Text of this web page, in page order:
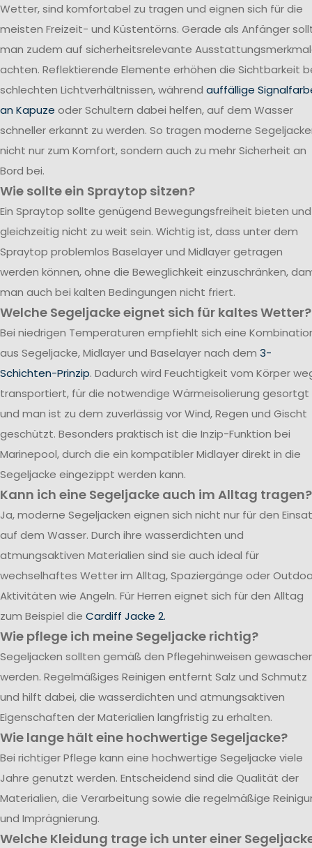
Wetter, sind komfortabel zu tragen und eignen sich für die
meisten Freizeit- und Küstentörns. Gerade als Anfänger
man zudem auf sicherheitsrelevante
achten. Reflektierende Elemente erhöhen die Sichtbarkeit
schlechten Lichtverhältnissen, während auffällige
an Kapuze oder Schultern dabei helfen, auf dem Wasser
schneller erkannt zu werden. So tragen moderne
nicht nur zum Komfort, sondern auch zu mehr Sicherheit an
Bord bei.
Wie sollte ein Spraytop sitzen?
Ein Spraytop sollte genügend Bewegungsfreiheit bieten und
gleichzeitig nicht zu weit sein. Wichtig ist, dass unter dem
Spraytop problemlos Baselayer und Midlayer getragen
werden können, ohne die Beweglichkeit einzuschränken,
man auch bei kalten Bedingungen nicht friert.
Welche Segeljacke eignet sich für kaltes Wetter?
Bei niedrigen Temperaturen empfiehlt sich eine
aus Segeljacke, Midlayer und Baselayer nach dem 3-
Schichten-Prinzip. Dadurch wird Feuchtigkeit vom Körper
transportiert, für die notwendige Wärmeisolierung gesortgt
und man ist zu dem zuverlässig vor Wind, Regen und Gischt
geschützt. Besonders praktisch ist die Inzip-Funktion bei
Marinepool, durch die ein kompatibler Midlayer direkt in die
Segeljacke eingezippt werden kann.
Kann ich eine Segeljacke auch im Alltag tragen?
Ja, moderne Segeljacken eignen sich nicht nur für den
auf dem Wasser. Durch ihre wasserdichten und
atmungsaktiven Materialien sind sie auch ideal für
wechselhaftes Wetter im Alltag, Spaziergänge oder
Aktivitäten wie Angeln. Für Herren eignet sich für den Alltag
zum Beispiel die Cardiff Jacke 2.
Wie pflege ich meine Segeljacke richtig?
Segeljacken sollten gemäß den Pflegehinweisen
werden. Regelmäßiges Reinigen entfernt Salz und Schmutz
und hilft dabei, die wasserdichten und atmungsaktiven
Eigenschaften der Materialien langfristig zu erhalten.
Wie lange hält eine hochwertige Segeljacke?
Bei richtiger Pflege kann eine hochwertige Segeljacke viele
Jahre genutzt werden. Entscheidend sind die Qualität der
Materialien, die Verarbeitung sowie die regelmäßige
und Imprägnierung.
Welche Kleidung trage ich unter einer